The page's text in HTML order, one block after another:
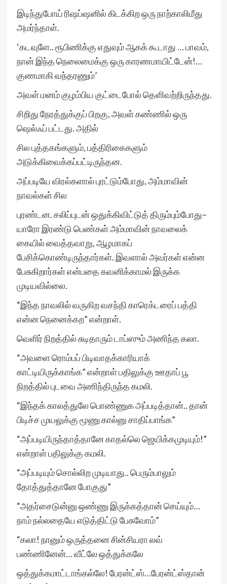
இடிந்துபோய் ரிஷப்ஷனில் கிடக்கிற ஒரு நாற்காலிமீது
அமர்ந்தாள்.
‘கடவுளே.. ரூபிணிக்கு எதுவும் ஆகக் கூடாது … பாவம்,
நான் இந்த நெலைமைக்கு ஒரு காரணமாயிட்டேன்!…
குணமாகி வந்தரணும்’
அவள் மனம் குழம்பிய குட்டைபோல் தெளிவற்றிருந்தது.
சிறிது நேரத்துக்குப் பிறகு, அவள் கண்ணில் ஒரு
ஷெல்ஃப் பட்டது. அதில்
சில புத்தகங்களும், பத்திரிகைகளும்
அடுக்கிவைக்கப்பட்டிருந்தன.
அப்படியே விரல்களால் புரட்டும்போது, அம்மாவின்
நாவல்கள் சில
புரண்டன. சலிப்புடன் ஒதுக்கிவிட்டுத் திரும்பும்போது–
யாரோ இரண்டு பெண்கள் அம்மாவின் நாவலைக்
கையில் வைத்தவாறு, ஆழமாகப்
பேசிக்கொண்டிருந்தார்கள். இவளால் அவர்கள் என்ன
பேசுகிறார்கள் என்பதை கவனிக்காமல் இருக்க
முடியவில்லை.
“இந்த நாவலில் வருகிற வசந்தி காரெக்டரைப் பத்தி
என்ன நெனைக்கற” என்றாள்.
வெளிர் நிறத்தில் சுடிதாரும் டாப்ஸும் அணிந்த கலா.
“அவளை ரொம்பப் பிடிவாதக்காரியாக்
காட்டியிருக்காங்க” என்றாள் பதிலுக்கு ஊதாப் பூ
நிறத்தில் புடவை அணிந்திருந்த கமலி.
“இந்தக் காலத்துலே பொண்ணுக அப்படித்தான்.. தான்
பிடிச்ச முயலுக்கு மூணு கால்னு சாதிப்பாங்க”
“அப்படியிருந்தாத்தானே காதல்லெ ஜெயிக்கமுடியும்!”
என்றாள் பதிலுக்கு கமலி.
“அப்படியும் சொல்லிற முடியாது.. பெரும்பாலும்
தோத்துத்தானே போகுது”
“அதர்சைடுன்னு ஒண்ணு இருக்கத்தான் செய்யும்…
நாம் நல்லதையே எடுத்திட்டு பேசுவோம்”
“கலா! நானும் ஒருத்தனை சின்சியரா லவ்
பண்ணினேன்… வீட்லே ஒத்துக்கலே
ஒத்துக்கமாட்டாங்கல்லே! பேரன்ட்ஸ்…பேரன்ட்ஸ்தான்